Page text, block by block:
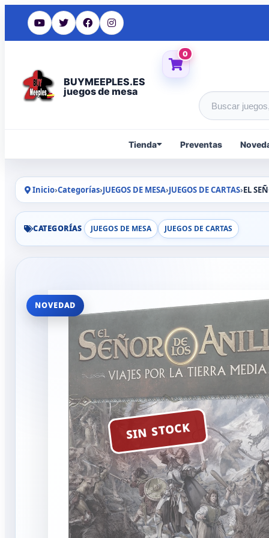
BUYMEEPLES.ES
juegos de mesa
0
Buscar
Tienda Preventas
Inicio›Categorías›JUEGOS DE MESA›JUEGOS DE CARTAS›EL
CATEGORÍAS JUEGOS DE MESA JUEGOS DE CARTAS
NOVEDAD
SIN STOCK